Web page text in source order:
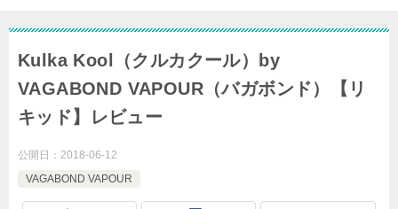
Kulka Kool（クルカクール）by
VAGABOND VAPOUR（バガボンド）【リ
キッド】レビュー
公開日： 2018-06-12
VAGABOND VAPOUR